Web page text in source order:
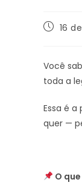
16
Você
toda a
Essa é a
quer —
O